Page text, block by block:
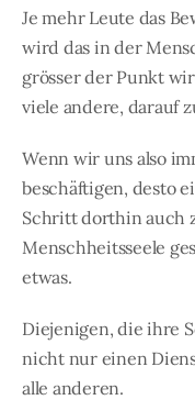
Je mehr Leute das
wird das in der
grösser der Punkt
viele andere, darauf
Wenn wir uns also
beschäftigen, desto
Schritt dorthin auch
Menschheitsseele
etwas.
Diejenigen, die ihre
nicht nur einen
alle anderen.